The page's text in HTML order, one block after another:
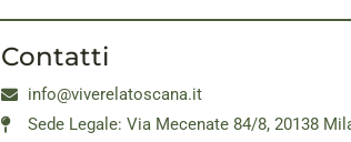
Contatti
info@viverelatoscana.it
Sede Legale: Via Mecenate 84/8, 20138